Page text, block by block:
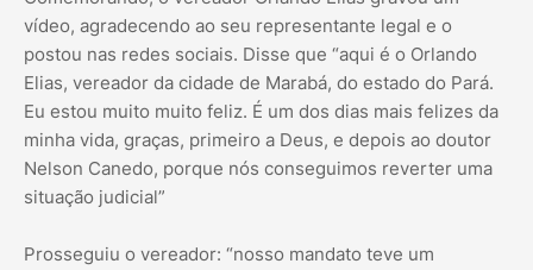
vídeo, agradecendo ao seu representante legal e o
postou nas redes sociais. Disse que “aqui é o Orlando
Elias, vereador da cidade de Marabá, do estado do Pará.
Eu estou muito muito feliz. É um dos dias mais felizes da
minha vida, graças, primeiro a Deus, e depois ao doutor
Nelson Canedo, porque nós conseguimos reverter uma
situação judicial”
Prosseguiu o vereador: “nosso mandato teve um